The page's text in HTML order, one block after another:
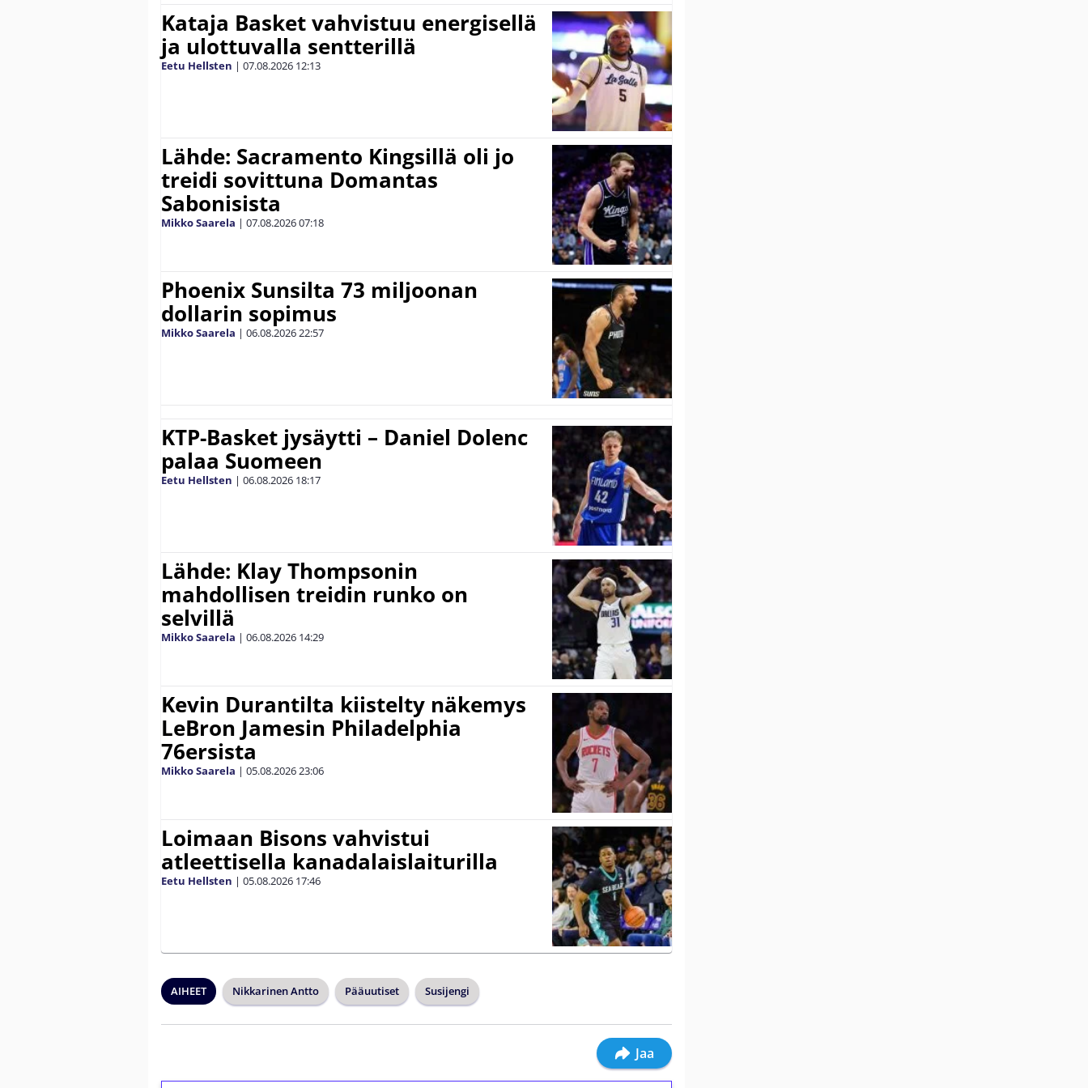
Kataja Basket vahvistuu energisellä
ja ulottuvalla sentterillä
Eetu Hellsten | 07.08.2026 12:13
Lähde: Sacramento Kingsillä oli jo
treidi sovittuna Domantas
Sabonisista
Mikko Saarela | 07.08.202607:18
Phoenix Sunsilta 73 miljoonan
dollarin sopimus
Mikko Saarela | 06.08.202622:57
KTP-Basket jysäytti – Daniel Dolenc
palaa Suomeen
Eetu Hellsten | 06.08.2026 18:17
Lähde: Klay Thompsonin
mahdollisen treidin runko on
selvillä
Mikko Saarela | 06.08.2026 14:29
Kevin Durantilta kiistelty näkemys
LeBron Jamesin Philadelphia
76ersista
Mikko Saarela | 05.08.202623:06
Loimaan Bisons vahvistui
atleettisella kanadalaislaiturilla
Eetu Hellsten | 05.08.2026 17:46
AIHEET Nikkarinen Antto Pääuutiset Susijengi
Jaa